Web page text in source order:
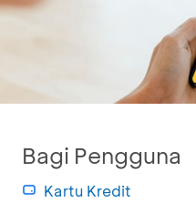
Bagi Pengguna
Kartu Kredit